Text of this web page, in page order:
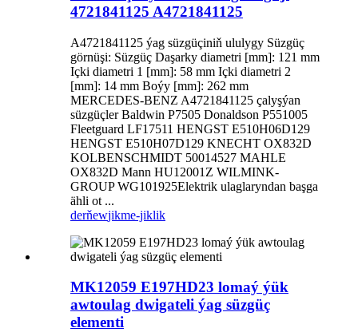
4721841125 A4721841125
A4721841125 ýag süzgüçiniň ululygy Süzgüç
görnüşi: Süzgüç Daşarky diametri [mm]: 121 mm
Içki diametri 1 [mm]: 58 mm Içki diametri 2
[mm]: 14 mm Boýy [mm]: 262 mm
MERCEDES-BENZ A4721841125 çalyşýan
süzgüçler Baldwin P7505 Donaldson P551005
Fleetguard LF17511 HENGST E510H06D129
HENGST E510H07D129 KNECHT OX832D
KOLBENSCHMIDT 50014527 MAHLE
OX832D Mann HU12001Z WILMINK-
GROUP WG101925Elektrik ulaglaryndan başga
ähli ot ...
derňewjikme-jiklik
MK12059 E197HD23 lomaý ýük
awtoulag dwigateli ýag süzgüç
elementi